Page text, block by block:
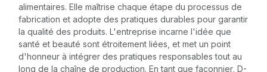
alimentaires. Elle maîtrise chaque étape du processus de
fabrication et adopte des pratiques durables pour garantir
la qualité des produits. L'entreprise incarne l'idée que
santé et beauté sont étroitement liées, et met un point
d'honneur à intégrer des pratiques responsables tout au
long de la chaîne de production. En tant que façonnier, D-